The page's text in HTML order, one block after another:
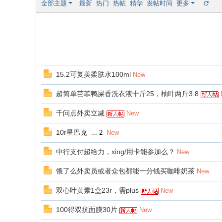
全部主题 最新 热门 热帖 精华 发帖时间 更多
15.2可复美柔肤水100ml New
超简单芭菲鸭屎香洗衣液十斤25，柚叶两斤3.8
千问点外卖立减 New
10r星巴克 ... 2 New
中行支付超给力，xing/用卡能参加么？ New
饿了么外卖员或者众包都能一分钱买咖啡奶茶 New
双心叶黄素1盒23r，需plus New
100得双抗面膜30片 New